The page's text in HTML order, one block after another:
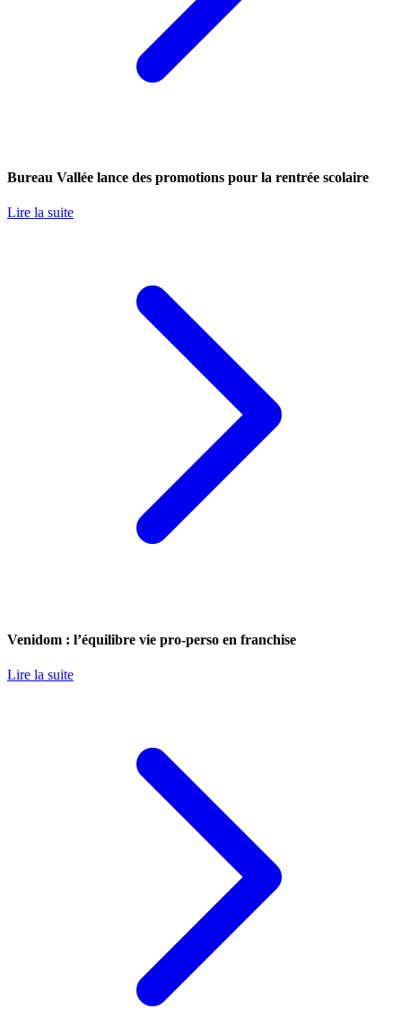
Bureau Vallée lance des promotions pour la rentrée scolaire
Lire la suite
Venidom : l’équilibre vie pro-perso en franchise
Lire la suite